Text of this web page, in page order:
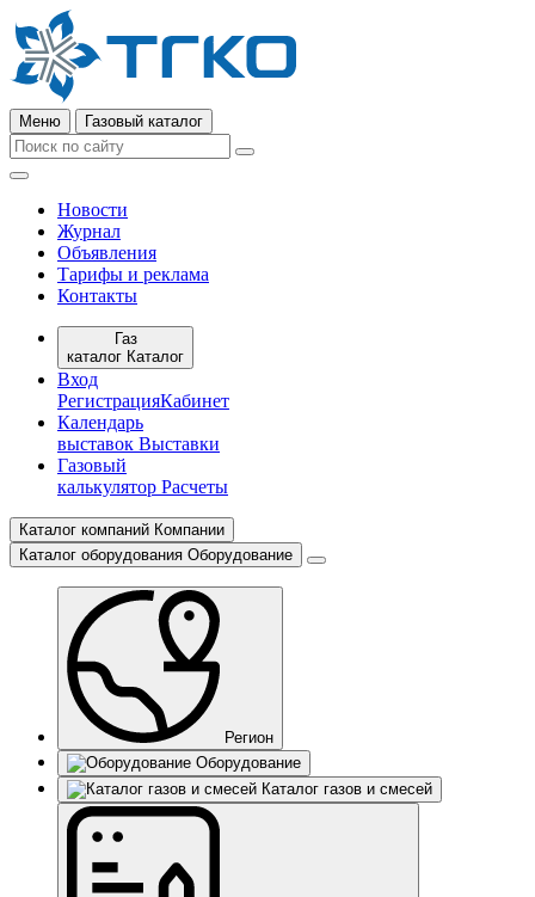
Меню Газовый каталог
Новости
Журнал
Объявления
Тарифы и реклама
Контакты
Газ
каталог Каталог
Вход
РегистрацияКабинет
Календарь
выставок Выставки
Газовый
калькулятор Расчеты
Каталог компаний Компании
Каталог оборудования Оборудование
Регион
Оборудование
Каталог газов и смесей